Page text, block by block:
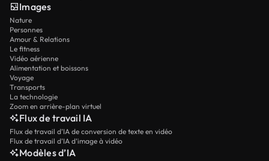
Images
Nature
Personnes
Amour & Relations
Le fitness
Vidéo aérienne
Alimentation et boissons
Voyage
Transports
La technologie
Zoom en arrière-plan virtuel
Flux de travail IA
Flux de travail d’IA de conversion de texte en vidéo
Flux de travail d’IA d’image à vidéo
Modèles d’IA